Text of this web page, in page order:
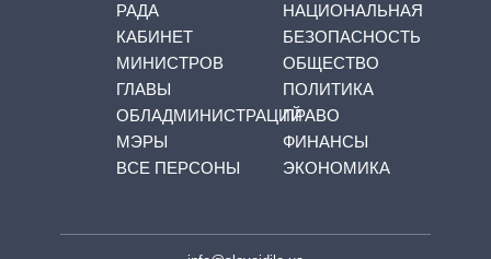
РАДА
КАБИНЕТ
МИНИСТРОВ
ГЛАВЫ
ОБЛАДМИНИСТРАЦИЙ
МЭРЫ
ВСЕ ПЕРСОНЫ
НАЦИОНАЛЬНАЯ
БЕЗОПАСНОСТЬ
ОБЩЕСТВО
ПОЛИТИКА
ПРАВО
ФИНАНСЫ
ЭКОНОМИКА